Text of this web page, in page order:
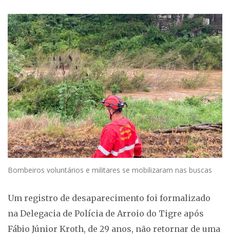
Bombeiros voluntários e militares se mobilizaram nas buscas
Um registro de desaparecimento foi formalizado
na Delegacia de Polícia de Arroio do Tigre após
Fábio Júnior Kroth, de 29 anos, não retornar de uma